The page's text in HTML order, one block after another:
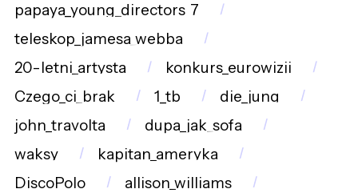
papaya_young_directors_7
teleskop_jamesa_webba
20-letni_artysta
konkurs_eurowizji
Czego_ci_brak
1_tb
die_jung
john_travolta
dupa_jak_sofa
waksy
kapitan_ameryka
DiscoPolo
allison_williams